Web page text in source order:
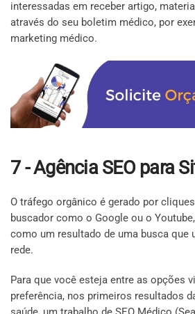
interessadas em receber artigo,
através do seu boletim médico, por
marketing médico.
7 - Agência SEO para
O tráfego orgânico é gerado por
buscador como o Google ou o
como um resultado de uma busca que
rede.
Para que você esteja entre as opções
preferência, nos primeiros resultados